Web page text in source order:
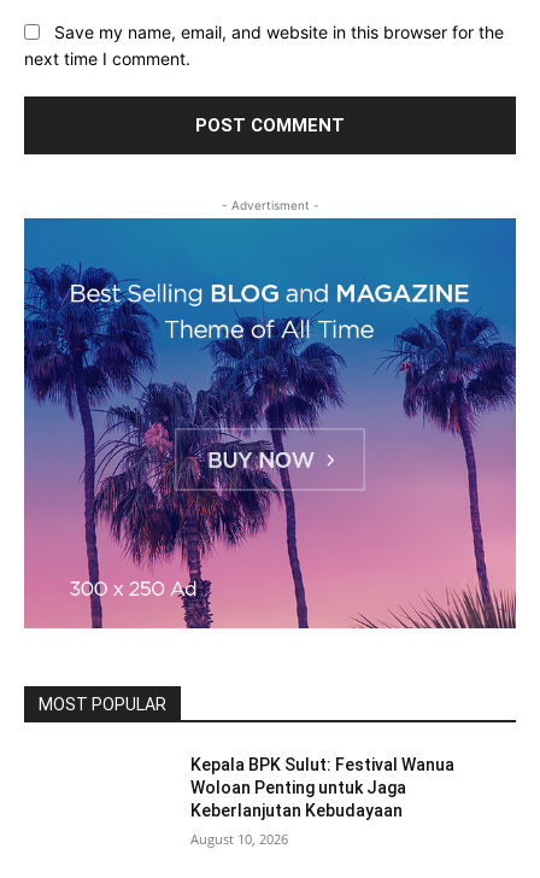
Save my name, email, and website in this browser for the
next time I comment.
- Advertisment -
MOST POPULAR
Kepala BPK Sulut: Festival Wanua
Woloan Penting untuk Jaga
Keberlanjutan Kebudayaan
August 10, 2026